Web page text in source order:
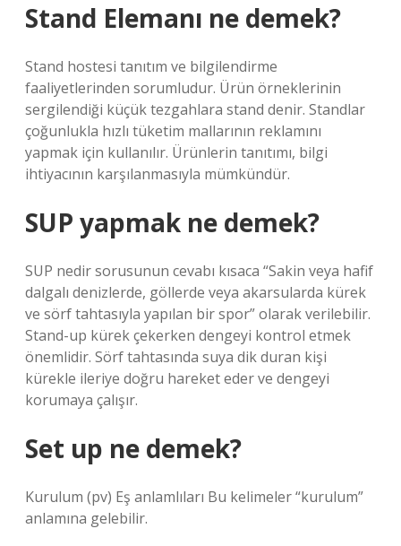
Stand Elemanı ne demek?
Stand hostesi tanıtım ve bilgilendirme
faaliyetlerinden sorumludur. Ürün örneklerinin
sergilendiği küçük tezgahlara stand denir. Standlar
çoğunlukla hızlı tüketim mallarının reklamını
yapmak için kullanılır. Ürünlerin tanıtımı, bilgi
ihtiyacının karşılanmasıyla mümkündür.
SUP yapmak ne demek?
SUP nedir sorusunun cevabı kısaca “Sakin veya hafif
dalgalı denizlerde, göllerde veya akarsularda kürek
ve sörf tahtasıyla yapılan bir spor” olarak verilebilir.
Stand-up kürek çekerken dengeyi kontrol etmek
önemlidir. Sörf tahtasında suya dik duran kişi
kürekle ileriye doğru hareket eder ve dengeyi
korumaya çalışır.
Set up ne demek?
Kurulum (pv) Eş anlamlıları Bu kelimeler “kurulum”
anlamına gelebilir.